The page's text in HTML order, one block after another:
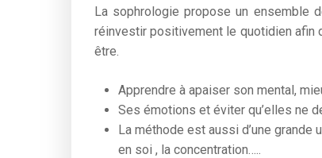
La sophrologie propose un ensemble
réinvestir positivement le quotidien afin
être.
Apprendre à apaiser son mental,
Ses émotions et éviter qu’elles ne
La méthode est aussi d’une grande
en soi , la concentration…..